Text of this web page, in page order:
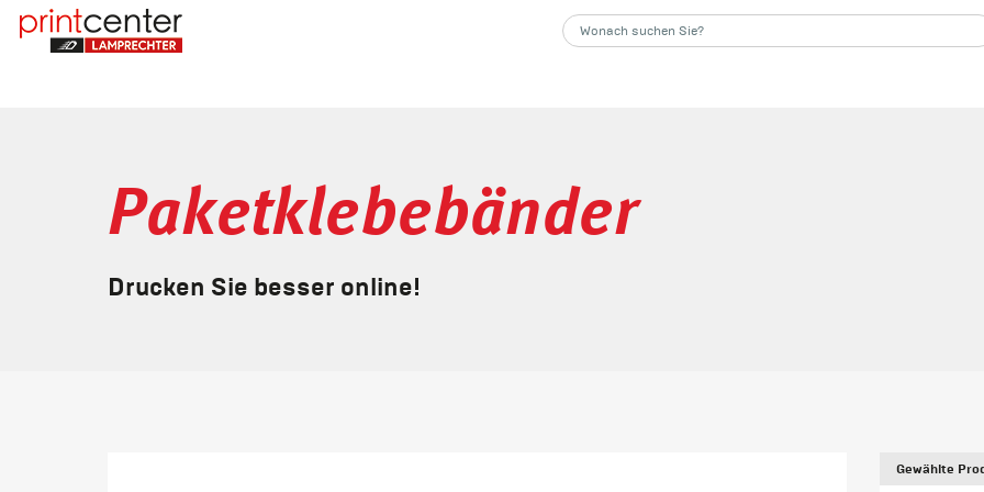
Paketklebebänder
Drucken Sie besser online!
Gewählte